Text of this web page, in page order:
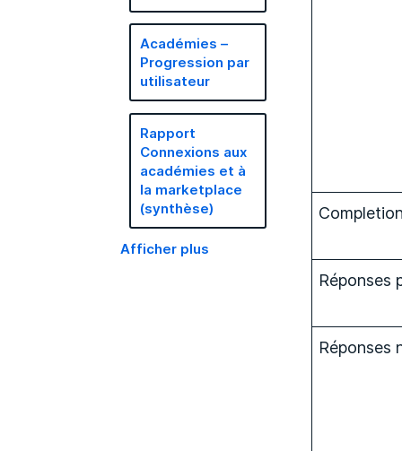
Académies –
Progression par
utilisateur
Rapport
Connexions aux
académies et à
la marketplace
(synthèse)
Afficher plus
Réponses
Réponses